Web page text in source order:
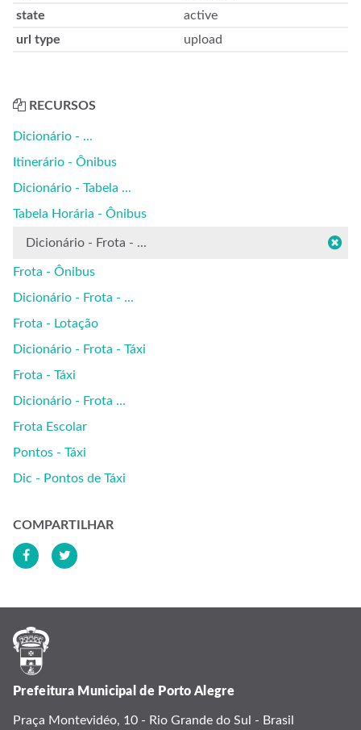
state
active
url type
upload
RECURSOS
Dicionário - ...
Itinerário - Ônibus
Dicionário - Tabela ...
Tabela Horária - Ônibus
Dicionário - Frota - ...
Frota - Ônibus
Dicionário - Frota - ...
Frota - Lotação
Dicionário - Frota - Táxi
Frota - Táxi
Dicionário - Frota ...
Frota Escolar
Pontos - Táxi
Dic - Pontos de Táxi
COMPARTILHAR
Prefeitura Municipal de Porto Alegre
Praça Montevidéo, 10 - Rio Grande do Sul - Brasil